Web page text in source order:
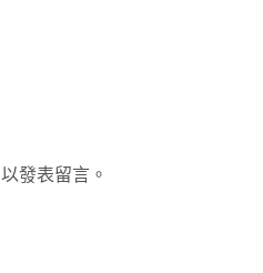
以發表留言。